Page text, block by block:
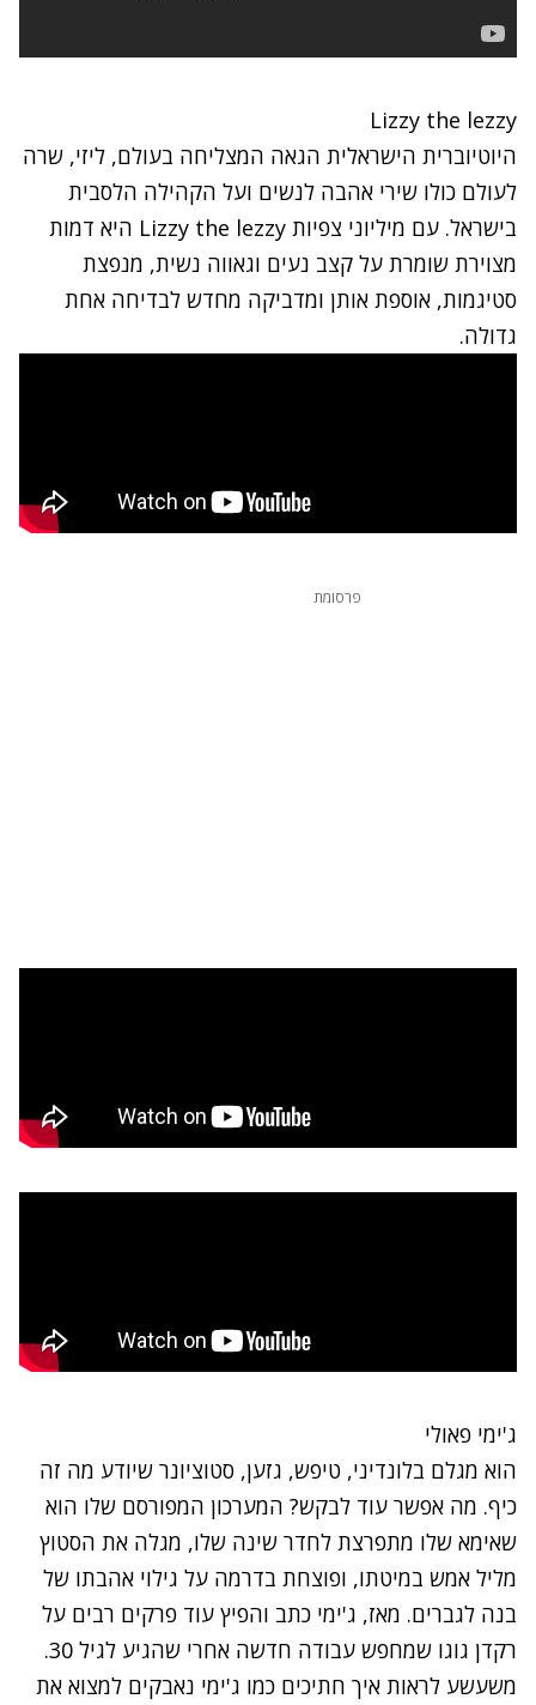
Lizzy the lezzy
היוטיוברית הישראלית הגאה המצליחה בעולם, ליזי, שרה
לעולם כולו שירי אהבה לנשים ועל הקהילה הלסבית
בישראל. עם מיליוני צפיות Lizzy the lezzy היא דמות
מצוירת שומרת על קצב נעים וגאווה נשית, מנפצת
סטיגמות, אוספת אותן ומדביקה מחדש לבדיחה אחת
גדולה.
פרסומת
ג'ימי פאולי
הוא מגלם בלונדיני, טיפש, גזען, סטוציונר שיודע מה זה
כיף. מה אפשר עוד לבקש? המערכון המפורסם שלו הוא
שאימא שלו מתפרצת לחדר שינה שלו, מגלה את הסטוץ
מליל אמש במיטתו, ופוצחת בדרמה על גילוי אהבתו של
בנה לגברים. מאז, ג'ימי כתב והפיץ עוד פרקים רבים על
רקדן גוגו שמחפש עבודה חדשה אחרי שהגיע לגיל 30.
משעשע לראות איך חתיכים כמו ג'ימי נאבקים למצוא את